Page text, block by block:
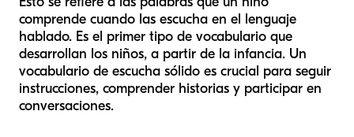
comprende cuando las escucha en el lenguaje
hablado. Es el primer tipo de vocabulario que
desarrollan los niños, a partir de la infancia. Un
vocabulario de escucha sólido es crucial para seguir
instrucciones, comprender historias y participar en
conversaciones.